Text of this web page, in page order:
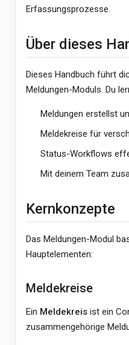
Erfassungsprozesse.
Über dieses
Dieses Handbuch führt
Meldungen-Moduls. Du
Meldungen erstellst
Meldekreise für
Status-Workflows
Mit deinem Team
Kernkonzepte
Das Meldungen-Modul
Hauptelementen:
Meldekreise
Ein Meldekreisist ein
zusammengehörige